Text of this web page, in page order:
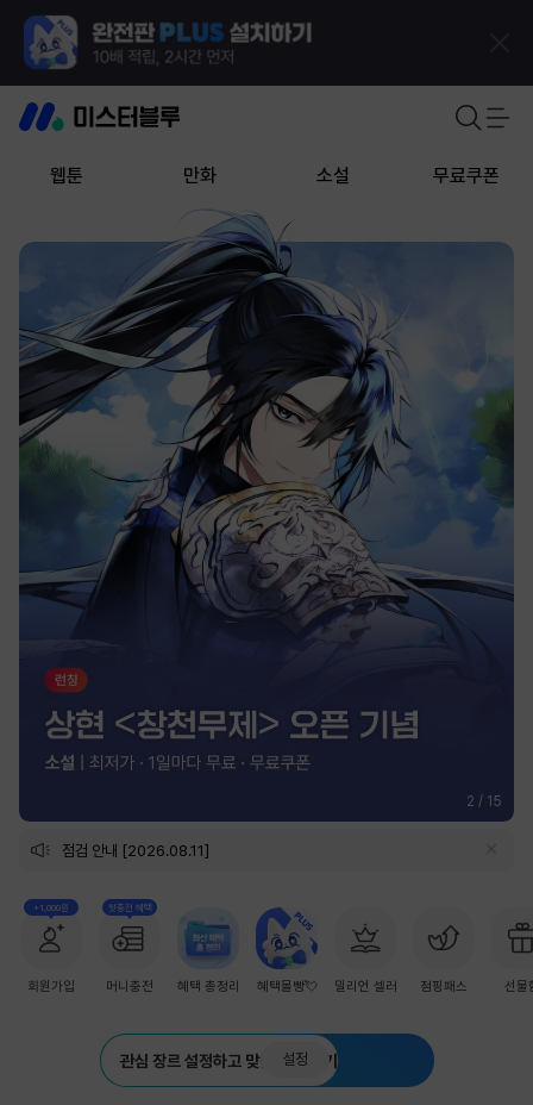
웹툰 만화 소설 무료쿠폰
2 / 15
점검 안내 [2026.08.11]
+1,000원
회원가입
첫충전 혜택
머니충전 혜택 총정리 혜택몰빵💘 밀리언 셀러 점핑패스 선물
관심 장르 설정하고 맞춤 추천 받기
설정